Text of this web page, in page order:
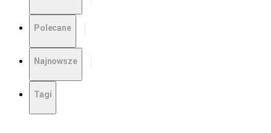
Polecane
Najnowsze
Tagi